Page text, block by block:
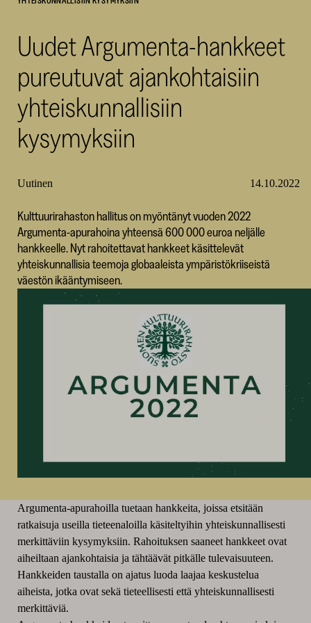
Uudet Argumenta-hankkeet
pureutuvat ajankohtaisiin
yhteiskunnallisiin
kysymyksiin
Uutinen 14.10.2022
Kulttuurirahaston hallitus on myöntänyt vuoden 2022
Argumenta-apurahoina yhteensä 600 000 euroa neljälle
hankkeelle. Nyt rahoitettavat hankkeet käsittelevät
yhteiskunnallisia teemoja globaaleista ympäristökriiseistä
väestön ikääntymiseen.
Argumenta-apurahoilla tuetaan hankkeita, joissa etsitään
ratkaisuja useilla tieteenaloilla käsiteltyihin yhteiskunnallisesti
merkittäviin kysymyksiin. Rahoituksen saaneet hankkeet ovat
aiheiltaan ajankohtaisia ja tähtäävät pitkälle tulevaisuuteen.
Hankkeiden taustalla on ajatus luoda laajaa keskustelua
aiheista, jotka ovat sekä tieteellisesti että yhteiskunnallisesti
merkittäviä.